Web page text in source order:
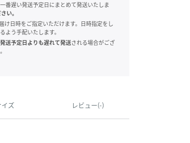
番遅い発送予定日にまとめて発送いたしま
い。
日時をご指定いただけます。日時指定をし
よう手配いたします。
送予定日よりも遅れて発送される場合がござ
イズ レビュー(-)